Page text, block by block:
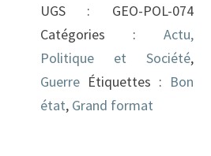
et
conflits
contemporains
171
UGS : GEO-POL-074
Catégories : Actu,
Politique et Société,
Guerre Étiquettes : Bon
état, Grand format